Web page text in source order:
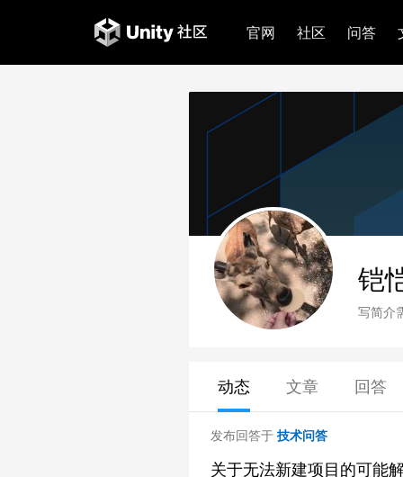
官网 社区 问答
铠
写简介
动态 文章 回答
发布回答于 技术问答
关于无法新建项目的可能